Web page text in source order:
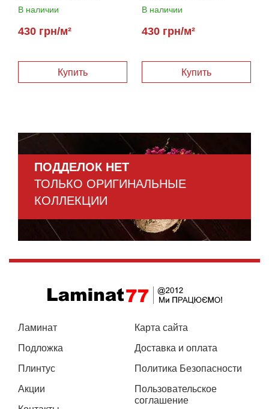
В наличии
430 грн/м²
В наличии
430 грн/м²
ПОДДЕЛОК НЕТ
ТОЛЬКО ОРИГИНАЛЬНЫЕ
КОЛЛЕКЦИИ
Ламинат
Подложка
Плинтус
Акции
Карта сайта
Доставка и оплата
Политика Безопасности
Пользовательское
соглашение